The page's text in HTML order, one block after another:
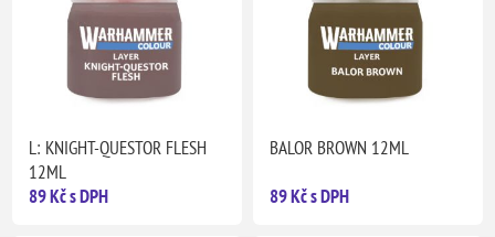
L: KNIGHT-QUESTOR FLESH
12ML
89 Kč s DPH
BALOR BROWN 12ML
89 Kč s DPH